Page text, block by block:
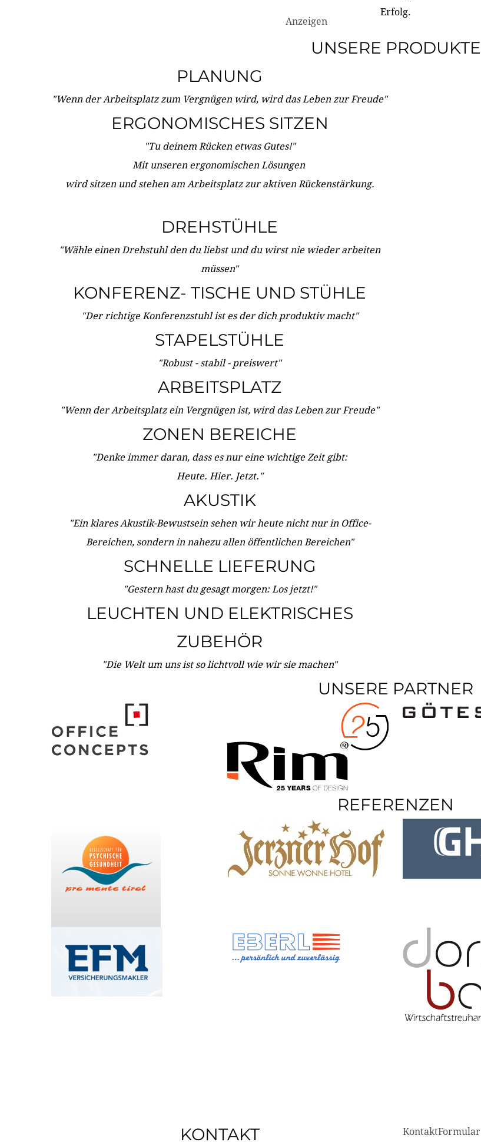
Erfolg.
Anzeigen
UNSERE PRODUKTE
PLANUNG
"Wenn der Arbeitsplatz zum Vergnügen wird, wird das Leben zur Freude"
ERGONOMISCHES SITZEN
"Tu deinem Rücken etwas Gutes!"
Mit unseren ergonomischen Lösungen
wird sitzen und stehen am Arbeitsplatz zur aktiven Rückenstärkung.
DREHSTÜHLE
"Wähle einen Drehstuhl den du liebst und du wirst nie wieder arbeiten
müssen"
KONFERENZ- TISCHE UND STÜHLE
"Der richtige Konferenzstuhl ist es der dich produktiv macht"
STAPELSTÜHLE
"Robust - stabil - preiswert"
ARBEITSPLATZ
"Wenn der Arbeitsplatz ein Vergnügen ist, wird das Leben zur Freude"
ZONEN BEREICHE
"Denke immer daran, dass es nur eine wichtige Zeit gibt:
Heute. Hier. Jetzt."
AKUSTIK
"Ein klares Akustik-Bewustsein sehen wir heute nicht nur in Office-
Bereichen, sondern in nahezu allen öffentlichen Bereichen"
SCHNELLE LIEFERUNG
"Gestern hast du gesagt morgen: Los jetzt!"
LEUCHTEN UND ELEKTRISCHES
ZUBEHÖR
"Die Welt um uns ist so lichtvoll wie wir sie machen"
UNSERE PARTNER
REFERENZEN
KONTAKT KontaktFormular